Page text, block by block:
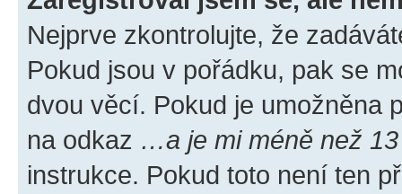
Nejprve zkontrolujte, že
Pokud jsou v pořádku, pak se
dvou věcí. Pokud je umožněna
na odkaz …a je mi méně než
instrukce. Pokud toto není ten